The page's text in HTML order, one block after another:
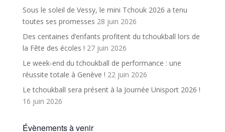
Sous le soleil de Vessy, le mini Tchouk 2026 a tenu
toutes ses promesses 28 juin 2026
Des centaines d’enfants profitent du tchoukball lors de
la Fête des écoles ! 27 juin 2026
Le week-end du tchoukball de performance : une
réussite totale à Genève ! 22 juin 2026
Le tchoukball sera présent à la Journée Unisport 2026 !
16 juin 2026
Évènements à venir